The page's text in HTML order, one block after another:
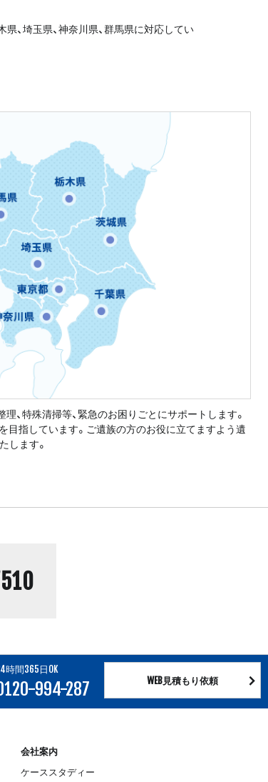
、埼玉県、神奈川県、群馬県に対応してい
、特殊清掃等、緊急のお困りごとにサポートします。
目指しています。ご遺族の方のお役に立てますよう遺
します。
時間365日OK
994-287 WEB見積もり依頼
会社案内
ケーススタディー